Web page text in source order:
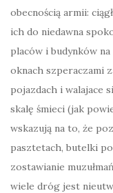
obecnością armii:
ich do niedawna
placów i budynków
oknach szperaczami
pojazdach i walajace
skalę śmieci (jak
wskazują na to, że
pasztetach, butelki
zostawianie
wiele dróg jest